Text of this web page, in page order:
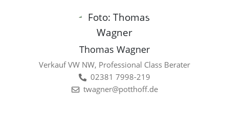
Thomas Wagner
Verkauf VW NW, Professional Class Berater
02381 7998-219
twagner@potthoff.de